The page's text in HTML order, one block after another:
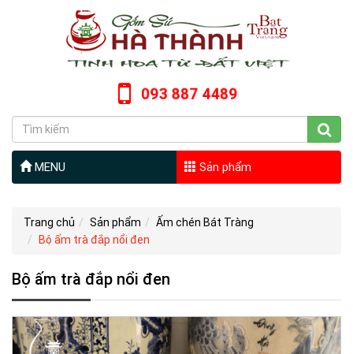
093 887 4489
MENU Sản phẩm
Trang chủ Sản phẩm
Ấm chén Bát Tràng
Bộ ấm trà đắp nổi đen
Bộ ấm trà đắp nổi đen